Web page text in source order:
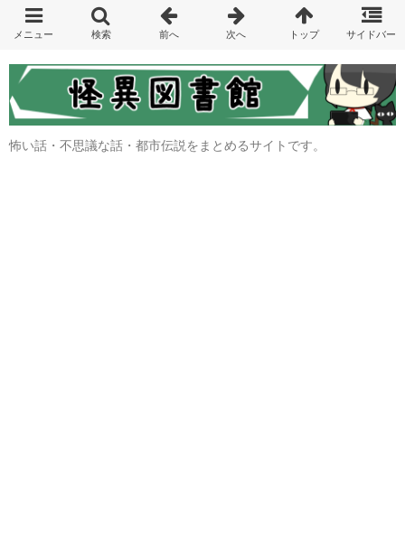
怖い話・不思議な話・都市伝説をまとめるサイトです。